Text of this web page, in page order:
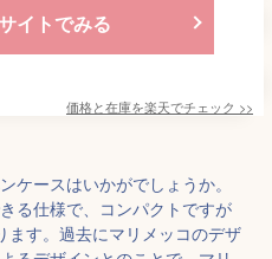
イトでみる
価格と在庫を楽天でチェック >>
ケースはいかがでしょうか。
る仕様で、コンパクトですが
ます。過去にマリメッコのデザ